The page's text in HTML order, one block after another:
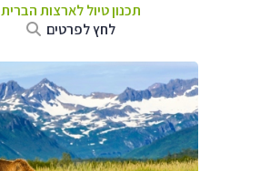
תכנון טיול לארצות הברית
לחץ לפרטים